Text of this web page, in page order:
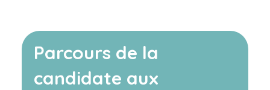
Parcours de la
candidate aux